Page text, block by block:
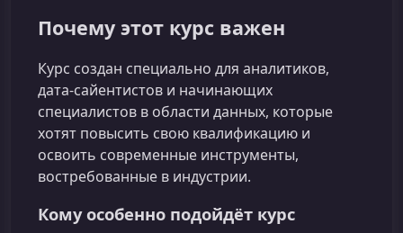
Почему этот курс важен
Курс создан специально для аналитиков,
дата-сайентистов и начинающих
специалистов в области данных, которые
хотят повысить свою квалификацию и
освоить современные инструменты,
востребованные в индустрии.
Кому особенно подойдёт курс